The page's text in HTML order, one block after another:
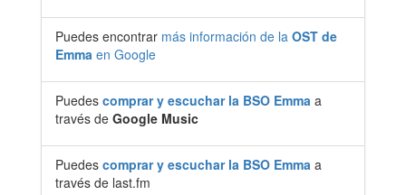
Puedes encontrar más información de la OST de
Emma en Google
Puedes comprar y escuchar la BSO Emma a
través de Google Music
Puedes comprar y escuchar la BSO Emma a
través de last.fm